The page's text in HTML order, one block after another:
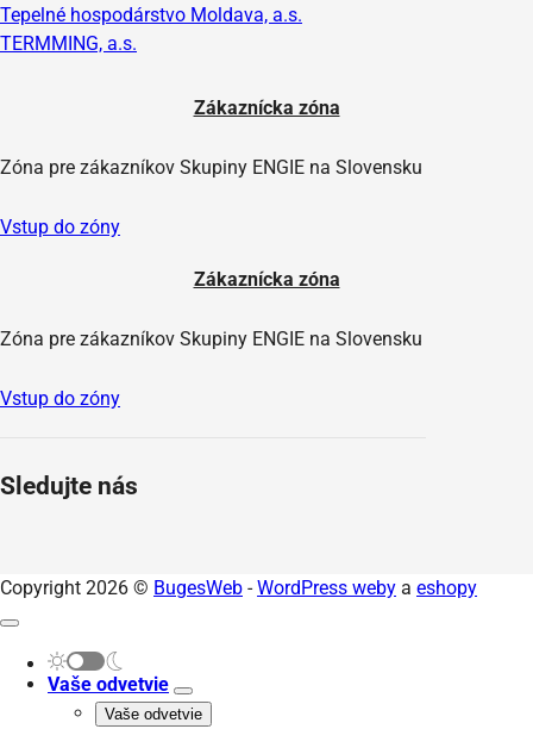
Tepelné hospodárstvo Moldava, a.s.
TERMMING, a.s.
Zákaznícka zóna
Zóna pre zákazníkov Skupiny ENGIE na Slovensku
Vstup do zóny
Zákaznícka zóna
Zóna pre zákazníkov Skupiny ENGIE na Slovensku
Vstup do zóny
Sledujte nás
Copyright 2026 © BugesWeb -WordPress weby a eshopy
Vaše odvetvie
Vaše odvetvie